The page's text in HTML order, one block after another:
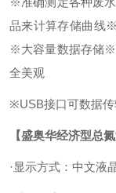
品来计算存储曲线※
※大容量数据存储※
全美观
※USB接口可数据传
【盛奥华经济型总
·显示方式：中文液